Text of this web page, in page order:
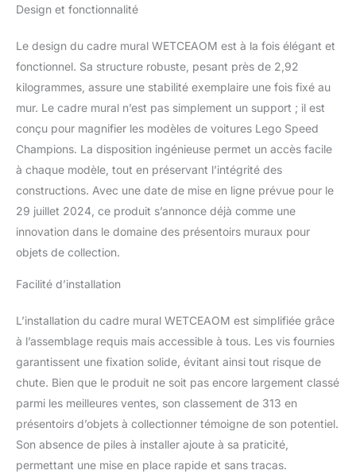
Design et fonctionnalité
Le design du cadre mural WETCEAOM est à la fois élégant et
fonctionnel. Sa structure robuste, pesant près de 2,92
kilogrammes, assure une stabilité exemplaire une fois fixé au
mur. Le cadre mural n’est pas simplement un support ; il est
conçu pour magnifier les modèles de voitures Lego Speed
Champions. La disposition ingénieuse permet un accès facile
à chaque modèle, tout en préservant l’intégrité des
constructions. Avec une date de mise en ligne prévue pour le
29 juillet 2024, ce produit s’annonce déjà comme une
innovation dans le domaine des présentoirs muraux pour
objets de collection.
Facilité d’installation
L’installation du cadre mural WETCEAOM est simplifiée grâce
à l’assemblage requis mais accessible à tous. Les vis fournies
garantissent une fixation solide, évitant ainsi tout risque de
chute. Bien que le produit ne soit pas encore largement classé
parmi les meilleures ventes, son classement de 313 en
présentoirs d’objets à collectionner témoigne de son potentiel.
Son absence de piles à installer ajoute à sa praticité,
permettant une mise en place rapide et sans tracas.